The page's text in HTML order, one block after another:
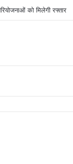
धामी करेंगे सम्मानित